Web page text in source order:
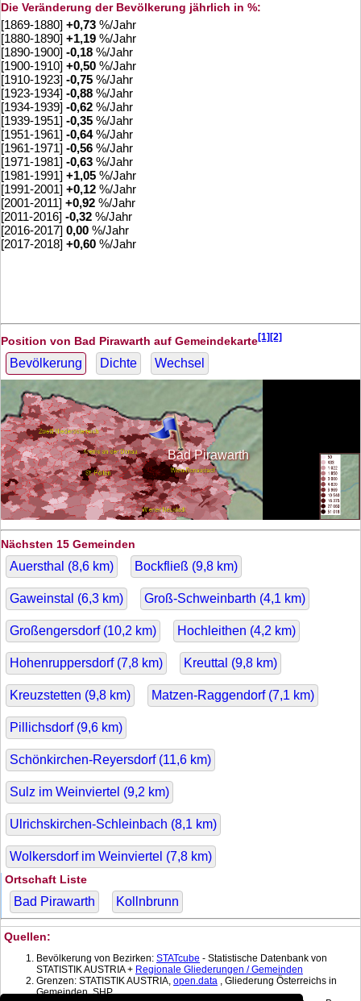
Die Veränderung der Bevölkerung jährlich in %:
[1869-1880] +0,73 %/Jahr
[1880-1890] +1,19 %/Jahr
[1890-1900] -0,18 %/Jahr
[1900-1910] +0,50 %/Jahr
[1910-1923] -0,75 %/Jahr
[1923-1934] -0,88 %/Jahr
[1934-1939] -0,62 %/Jahr
[1939-1951] -0,35 %/Jahr
[1951-1961] -0,64%/Jahr
[1961-1971] -0,56 %/Jahr
[1971-1981] -0,63 %/Jahr
[1981-1991] +1,05 %/Jahr
[1991-2001] +0,12 %/Jahr
[2001-2011] +0,92 %/Jahr
[2011-2016] -0,32 %/Jahr
[2016-2017] 0,00 %/Jahr
[2017-2018] +0,60 %/Jahr
Position von Bad Pirawarth auf Gemeindekarte[1][2]
Bevölkerung Dichte Wechsel
Bad Pirawarth
Nächsten 15 Gemeinden
Auersthal (8,6 km) Bockfließ (9,8 km)
Gaweinstal (6,3 km) Groß-Schweinbarth (4,1 km)
Großengersdorf (10,2 km) Hochleithen (4,2 km)
Hohenruppersdorf (7,8 km) Kreuttal (9,8 km)
Kreuzstetten (9,8 km) Matzen-Raggendorf (7,1 km)
Pillichsdorf (9,6 km)
Schönkirchen-Reyersdorf (11,6 km)
Sulz im Weinviertel (9,2 km)
Ulrichskirchen-Schleinbach (8,1 km)
Wolkersdorf im Weinviertel (7,8 km)
Ortschaft Liste
Bad Pirawarth Kollnbrunn
Quellen:
Bevölkerung von Bezirken: STATcube - Statistische Datenbank von
STATISTIK AUSTRIA + Regionale Gliederungen / Gemeinden
Grenzen: STATISTIK AUSTRIA, open.data , Gliederung Österreichs in
Gemeinden, SHP